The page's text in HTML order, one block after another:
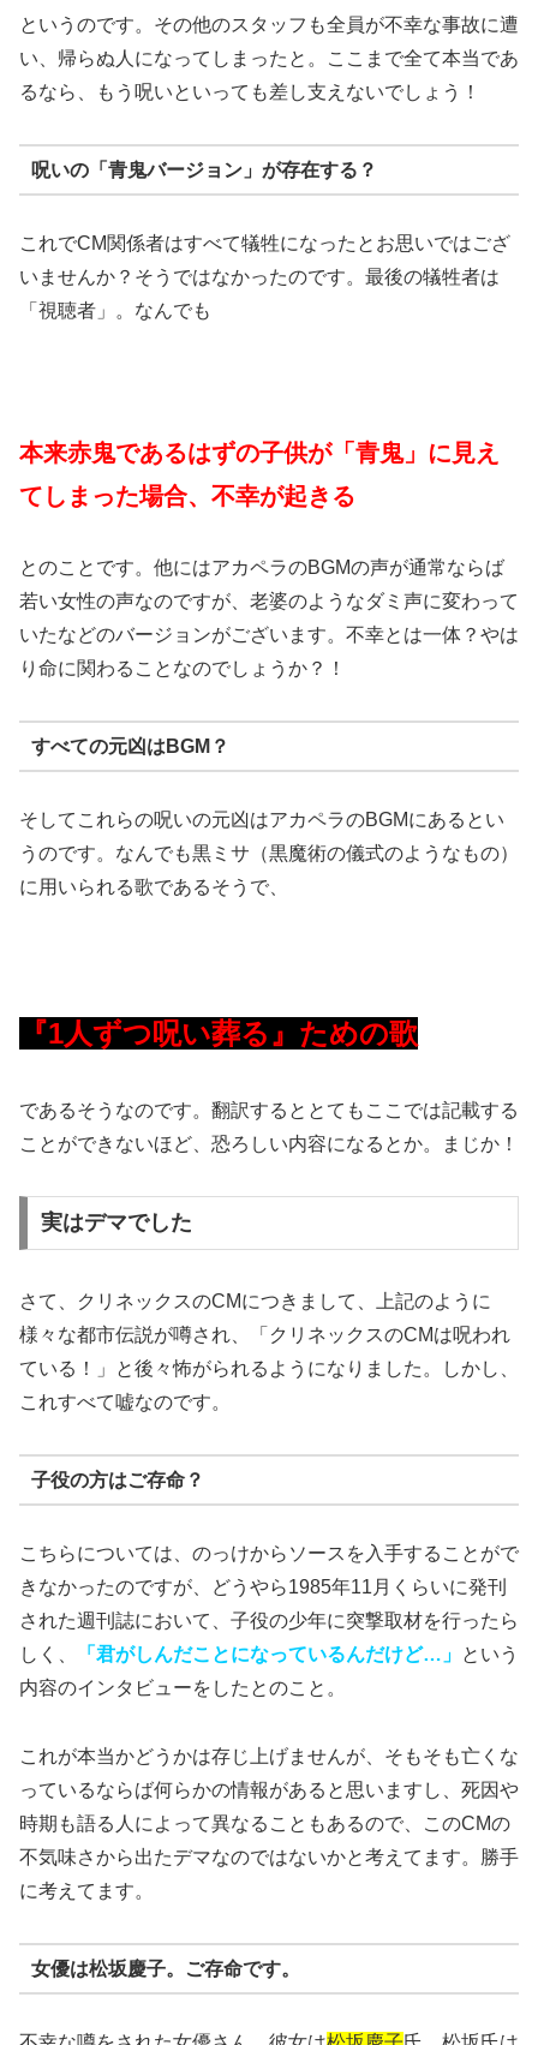
というのです。その他のスタッフも全員が不幸な事故に遭
い、帰らぬ人になってしまったと。ここまで全て本当であ
るなら、もう呪いといっても差し支えないでしょう！
呪いの「青鬼バージョン」が存在する？
これでCM関係者はすべて犠牲になったとお思いではござ
いませんか？そうではなかったのです。最後の犠牲者は
「視聴者」。なんでも
本来赤鬼であるはずの子供が「青鬼」に見え
てしまった場合、不幸が起きる
とのことです。他にはアカペラのBGMの声が通常ならば
若い女性の声なのですが、老婆のようなダミ声に変わって
いたなどのバージョンがございます。不幸とは一体？やは
り命に関わることなのでしょうか？！
すべての元凶はBGM？
そしてこれらの呪いの元凶はアカペラのBGMにあるとい
うのです。なんでも黒ミサ（黒魔術の儀式のようなもの）
に用いられる歌であるそうで、
『1人ずつ呪い葬る』ための歌
であるそうなのです。翻訳するととてもここでは記載する
ことができないほど、恐ろしい内容になるとか。まじか！
実はデマでした
さて、クリネックスのCMにつきまして、上記のように
様々な都市伝説が噂され、「クリネックスのCMは呪われ
ている！」と後々怖がられるようになりました。しかし、
これすべて嘘なのです。
子役の方はご存命？
こちらについては、のっけからソースを入手することがで
きなかったのですが、どうやら1985年11月くらいに発刊
された週刊誌において、子役の少年に突撃取材を行ったら
しく、
「君がしんだことになっているんだけど…」 という
内容のインタビューをしたとのこと。
これが本当かどうかは存じ上げませんが、そもそも亡くな
っているならば何らかの情報があると思いますし、死因や
時期も語る人によって異なることもあるので、このCMの
不気味さから出たデマなのではないかと考えてます。勝手
に考えてます。
女優は松坂慶子。ご存命です。